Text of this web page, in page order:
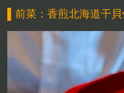
▌前菜：香煎北海道干